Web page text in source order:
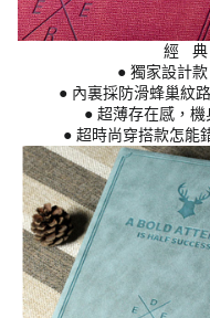
經
● 獨家設計
● 內裏採防滑蜂巢紋
● 超薄存在感，機
● 超時尚穿搭款怎能